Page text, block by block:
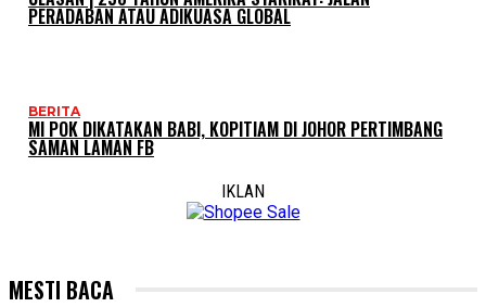
PERADABAN ATAU ADIKUASA GLOBAL
BERITA
MI POK DIKATAKAN BABI, KOPITIAM DI JOHOR PERTIMBANG
SAMAN LAMAN FB
IKLAN
MESTI BACA